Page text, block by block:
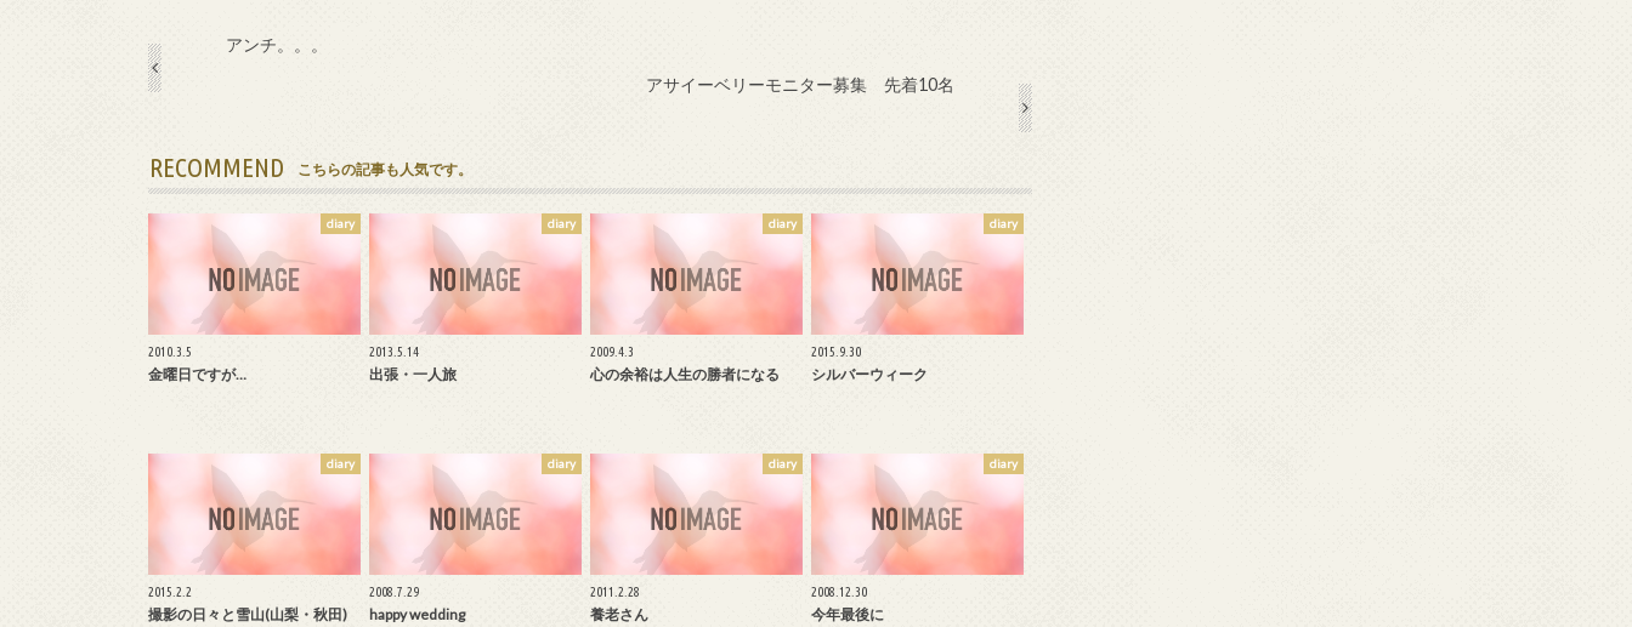
アンチ。。。
アサイーベリーモニター募集 先着10名
RECOMMEND こちらの記事も人気です。
diary
2010.3.5
金曜日ですが…
diary
2013.5.14
出張・一人旅
diary
2009.4.3
心の余裕は人生の勝者になる
diary
2015.9.30
シルバーウィーク
diary
2015.2.2
撮影の日々と雪山(山梨・秋田)
diary
2008.7.29
happy wedding
diary
2011.2.28
養老さん
diary
2008.12.30
今年最後に